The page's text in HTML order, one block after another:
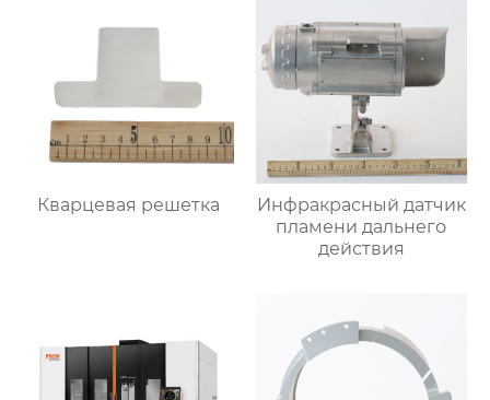
Кварцевая решетка
Инфракрасный датчик
пламени дальнего
действия